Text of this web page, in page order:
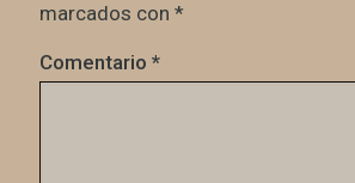
marcados con *
Comentario *